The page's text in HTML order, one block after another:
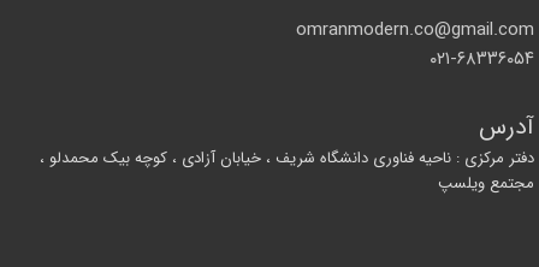
omranmodern.co@gmail.com
۰۲۱-۶۸۳۳۶۰۵۴
آدرس
دفتر مرکزی : ناحیه فناوری دانشگاه شریف ، خیابان آزادی ، کوچه بیک محمدلو ،
مجتمع ویلسپ